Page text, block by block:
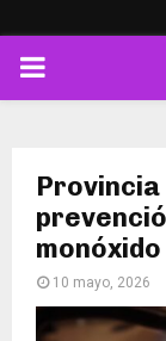
PRIMARY
10 mayo, 2026